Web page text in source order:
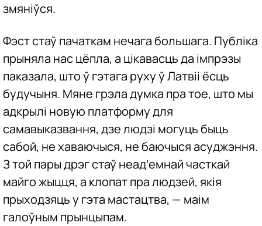
змяніўся.
Фэст стаў пачаткам нечага большага. Публіка
прыняла нас цёпла, а цікавасць да імпрэзы
паказала, што ў гэтага руху ў Латвіі ёсць
будучыня. Мяне грэла думка пра тое, што мы
адкрылі новую платформу для
самавыказвання, дзе людзі могуць быць
сабой, не хаваючыся, не баючыся асуджэння.
З той пары дрэг стаў неад’емнай часткай
майго жыцця, а клопат пра людзей, якія
прыходзяць у гэта мастацтва, — маім
галоўным прынцыпам.